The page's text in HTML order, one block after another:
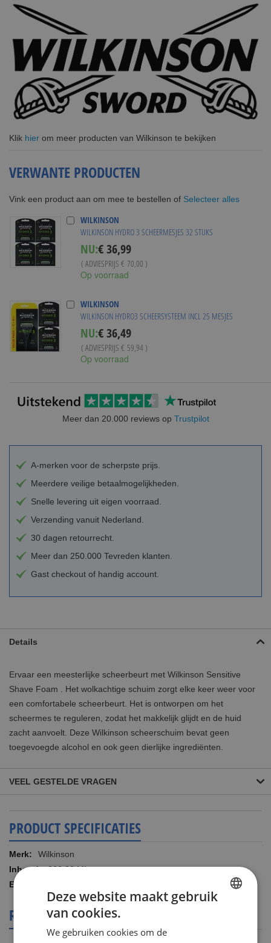
Klik hier om meer producten van Wilkinson te bekijken
VERWANTE PRODUCTEN
Vink een product aan om mee te bestellen of Selecteer alles
WILKINSON
WILKINSON HYDRO 3 SCHEERMESJES 32 STUKS
NU:Special
Price
€ 36,99
( ADVIESPRIJS € 70,00 )
Op voorraad
WILKINSON
WILKINSON HYDRO3 SCHEERSYSTEEM INCL 25 MESJES
NU:Special
Price
€ 36,49
( ADVIESPRIJS € 59,94 )
Op voorraad
Meer dan 20.000 reviews op Trustpilot
A-merken voor de scherpste prijs.
Meerdere veilige betaalmogelijkheden.
Snelle levering uit eigen voorraad.
Verzending vanuit Nederland.
30 dagen retourrecht.
Meer dan 250.000 Tevreden klanten.
Gast checkout of handig account.
Details
Ervaar een meesterlijke scheerbeurt met Wilkinson Sensitive
Shave Foam . Het wolkachtige schuim zorgt elke keer weer voor
een comfortabele scheerbeurt. Het is ontworpen om het
scheermes te reguleren, zodat het makkelijk glijdt en de huid
zacht aanvoelt. Deze Wilkinson scheerschuim bevat geen
toegevoegde alcohol en ook geen dierlijke ingrediënten.
VEEL GESTELDE VRAGEN
PRODUCT SPECIFICATIES
Meer
informatie
Wilkinson
200.00 ML
REVIEWS OVER DIT PRODUCT
Deze website maakt gebruik
van cookies.
We gebruiken cookies om de